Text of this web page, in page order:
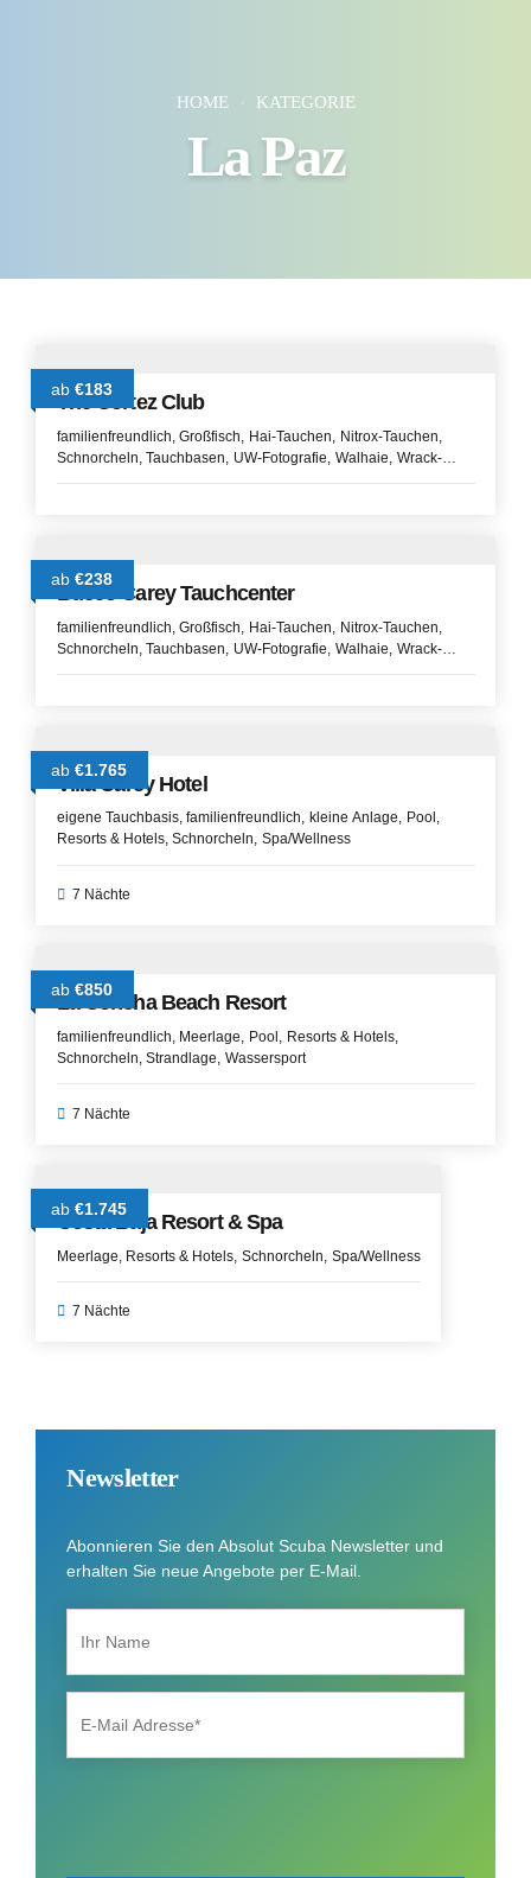
HOME KATEGORIE
La Paz
ab €183
The Cortez Club
familienfreundlich Großfisch Hai-Tauchen
Nitrox-Tauchen
Schnorcheln Tauchbasen UW-Fotografie Walhaie Wrack-
Tauchen
ab €238
Buceo Carey Tauchcenter
familienfreundlich Großfisch Hai-Tauchen
Nitrox-Tauchen
Schnorcheln Tauchbasen UW-Fotografie Walhaie Wrack-
ab €1.765
Villa Carey Hotel
eigene Tauchbasis familienfreundlich kleine Anlage
Pool
Resorts & Hotels Schnorcheln Spa/Wellness
7 Nächte
ab €850
La Concha Beach Resort
familienfreundlich Meerlage Pool
Resorts & Hotels
Schnorcheln Strandlage Wassersport
7 Nächte
ab €1.745
Costa Baja Resort & Spa
Meerlage Resorts & Hotels Schnorcheln Spa/Wellness
7 Nächte
Newsletter
Abonnieren Sie den Absolut Scuba Newsletter und
erhalten Sie neue Angebote per E-Mail.